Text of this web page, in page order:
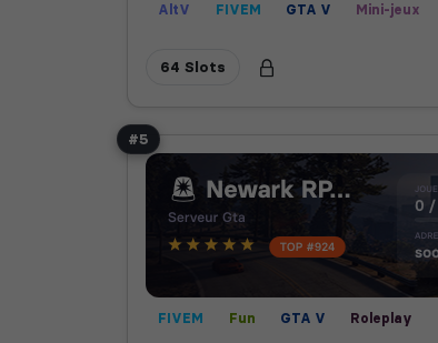
AltV FIVEM GTA V Mini-jeux
64 Slots
#5
FIVEM Fun GTA V Roleplay